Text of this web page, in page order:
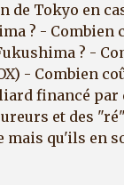
de Tokyo en
? - Combien
? -
- Combien
financé par
et des
mais qu'ils en